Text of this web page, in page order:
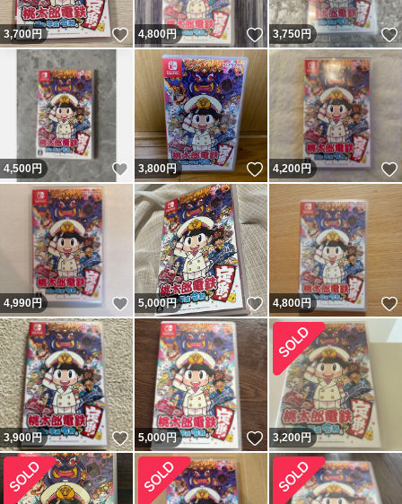
3,700円 いいね！
4,800円 いいね！
3,750円
4,500円 いいね！
3,800円 いいね！
4,200円
4,990円 いいね！
5,000円 いいね！
4,800円
3,900円 いいね！
5,000円 いいね！
3,200円